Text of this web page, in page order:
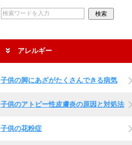
アレルギー
子供の脚にあざがたくさんできる病気
子供のアトピー性皮膚炎の原因と対処法
子供の花粉症